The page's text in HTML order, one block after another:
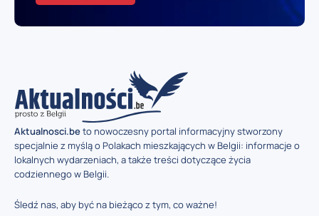
Aktualnosci.beto nowoczesny portal informacyjny stworzony
specjalnie z myślą o Polakach mieszkających w Belgii: informacje o
lokalnych wydarzeniach, a także treści dotyczące życia
codziennego w Belgii.
Śledź nas, aby być na bieżąco z tym, co ważne!